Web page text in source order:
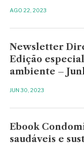
AGO 22, 2023
Newsletter
Edição
ambiente –
JUN 30, 2023
Ebook
saudáveis e